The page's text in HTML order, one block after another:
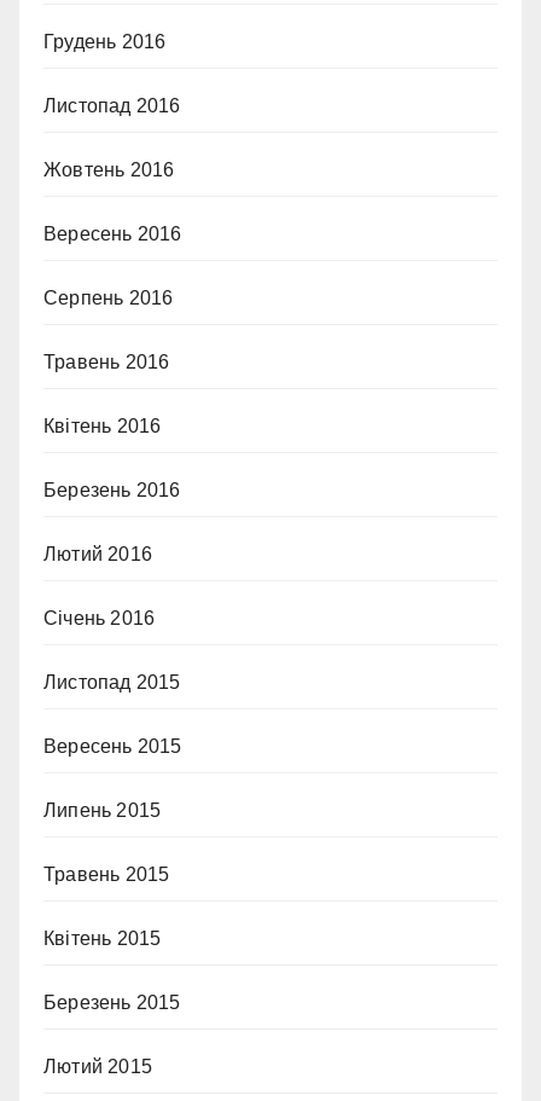
Грудень 2016
Листопад 2016
Жовтень 2016
Вересень 2016
Серпень 2016
Травень 2016
Квітень 2016
Березень 2016
Лютий 2016
Січень 2016
Листопад 2015
Вересень 2015
Липень 2015
Травень 2015
Квітень 2015
Березень 2015
Лютий 2015